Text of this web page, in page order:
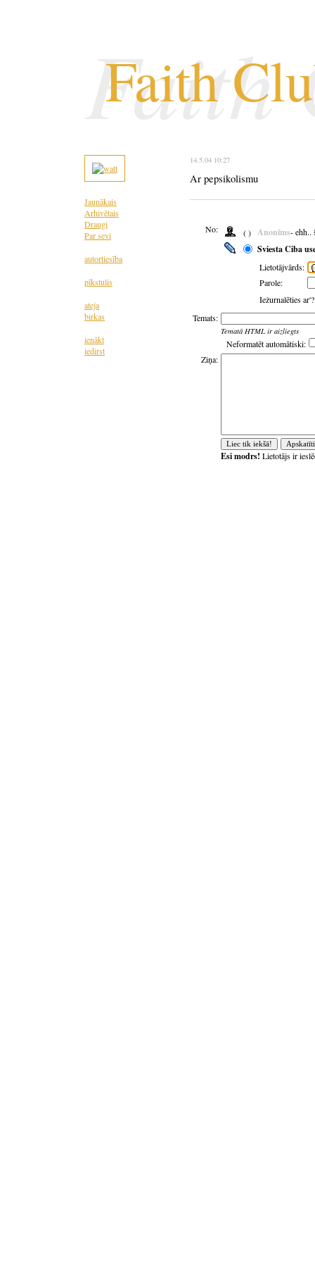
Faith
Faith
Jaunākais
Arhivētais
Draugi
Par sevi
autortiesība
pīkstulis
ateja
birkas
ienākt
iedirst
14.5.04 10:27
Ar pepsikolismu
No: ( ) Anonīms- ehh..
Sviesta Ciba
Lietotājvārds:
Parole:
Iežurnalēties
Temats:
Tematā HTML ir aizliegts
Neformatēt automātiski:
Ziņa:
Esi modrs! Lietotājs ir